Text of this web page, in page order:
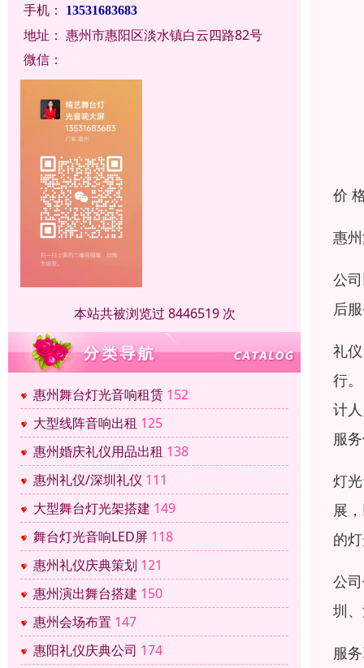
手机：
13531683683
地址： 惠州市惠阳区淡水镇白云四路82号
微信：
本站共被浏览过 8446519 次
惠州舞台灯光音响租赁 152
大型线阵音响出租 125
惠州婚庆礼仪用品出租 138
惠州礼仪/深圳礼仪 111
大型舞台灯光架搭建 149
舞台灯光音响LED屏 118
惠州礼仪庆典策划 121
惠州演出舞台搭建 150
惠州会场布置 147
惠阳礼仪庆典公司 174
价
惠
公
后
礼
行
计
服
灯
展
的
公
圳
服